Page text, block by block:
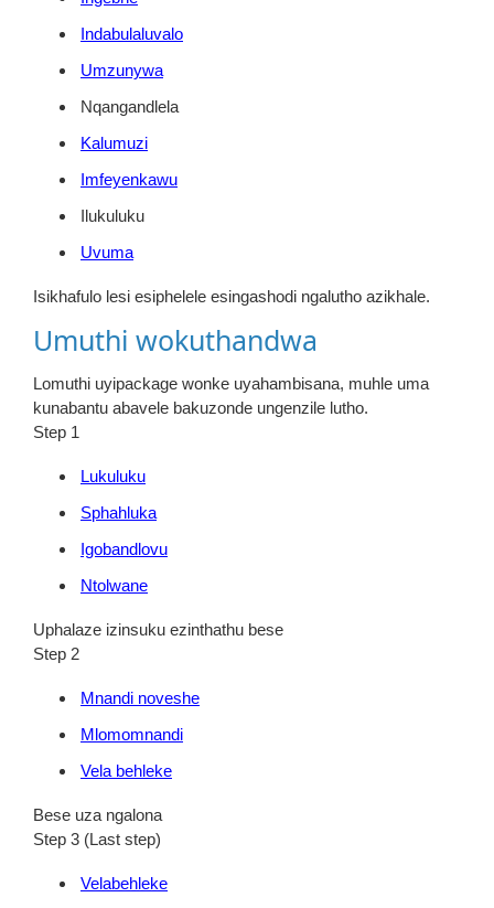
Indabulaluvalo
Umzunywa
Nqangandlela
Kalumuzi
Imfeyenkawu
Ilukuluku
Uvuma
Isikhafulo lesi esiphelele esingashodi ngalutho azikhale.
Umuthi wokuthandwa
Lomuthi uyipackage wonke uyahambisana, muhle uma
kunabantu abavele bakuzonde ungenzile lutho.
Step 1
Lukuluku
Sphahluka
Igobandlovu
Ntolwane
Uphalaze izinsuku ezinthathu bese
Step 2
Mnandi noveshe
Mlomomnandi
Vela behleke
Bese uza ngalona
Step 3 (Last step)
Velabehleke